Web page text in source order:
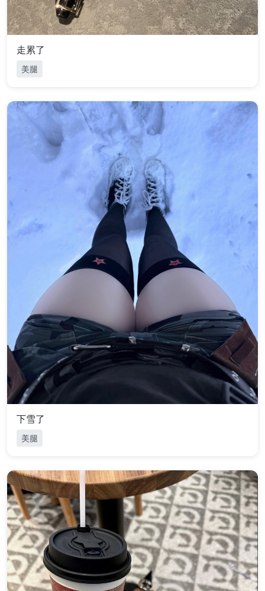
走累了
美腿
下雪了
美腿